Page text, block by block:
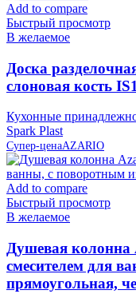
Add to compare
Быстрый просмотр
В желаемое
Доска
слоновая кость
Кухонные
Spark Plast
Супер-ценаAZARIO
Add to compare
Быстрый просмотр
В желаемое
Душевая колонна
смесителем для
прямоугольная,